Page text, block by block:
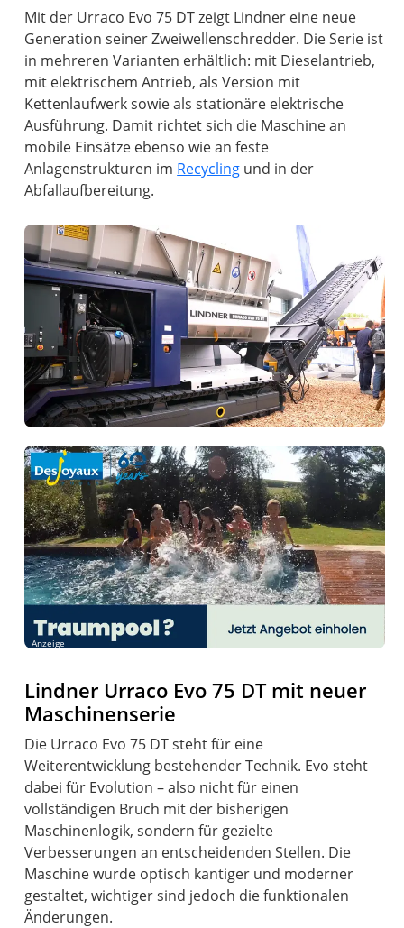
Mit der Urraco Evo 75 DT zeigt Lindner eine neue
Generation seiner Zweiwellenschredder. Die Serie ist
in mehreren Varianten erhältlich: mit Dieselantrieb,
mit elektrischem Antrieb, als Version mit
Kettenlaufwerk sowie als stationäre elektrische
Ausführung. Damit richtet sich die Maschine an
mobile Einsätze ebenso wie an feste
Anlagenstrukturen im Recycling und in der
Abfallaufbereitung.
Anzeige
Lindner Urraco Evo 75 DT mit neuer
Maschinenserie
Die Urraco Evo 75 DT steht für eine
Weiterentwicklung bestehender Technik. Evo steht
dabei für Evolution – also nicht für einen
vollständigen Bruch mit der bisherigen
Maschinenlogik, sondern für gezielte
Verbesserungen an entscheidenden Stellen. Die
Maschine wurde optisch kantiger und moderner
gestaltet, wichtiger sind jedoch die funktionalen
Änderungen.